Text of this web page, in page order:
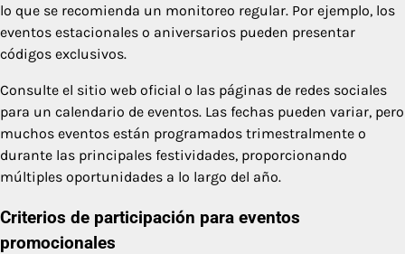
lo que se recomienda un monitoreo regular. Por ejemplo, los
eventos estacionales o aniversarios pueden presentar
códigos exclusivos.
Consulte el sitio web oficial o las páginas de redes sociales
para un calendario de eventos. Las fechas pueden variar, pero
muchos eventos están programados trimestralmente o
durante las principales festividades, proporcionando
múltiples oportunidades a lo largo del año.
Criterios de participación para eventos
promocionales